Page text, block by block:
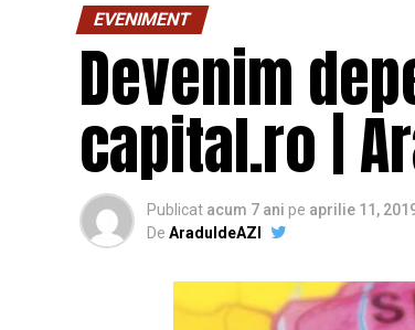
EVENIMENT
Devenim
capital.ro |
Publicat acum 7 ani pe aprilie 11,
De AraduldeAZI